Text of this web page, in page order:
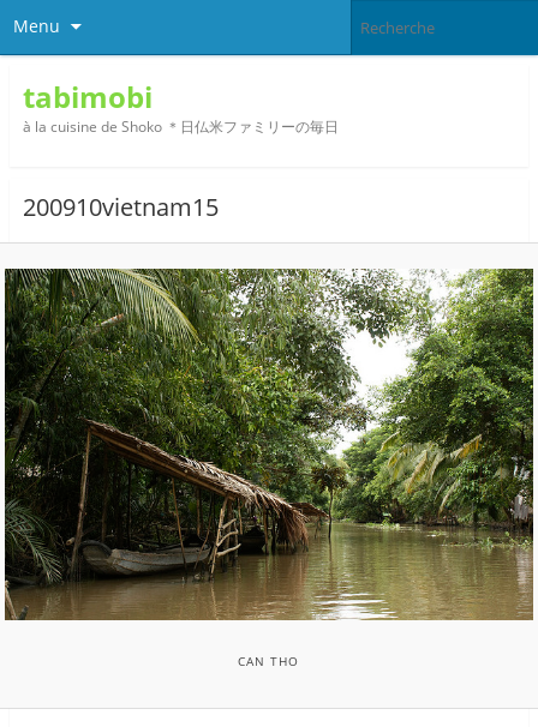
Menu
tabimobi
à la cuisine de Shoko ＊日仏米ファミリーの毎日
200910vietnam15
CAN THO